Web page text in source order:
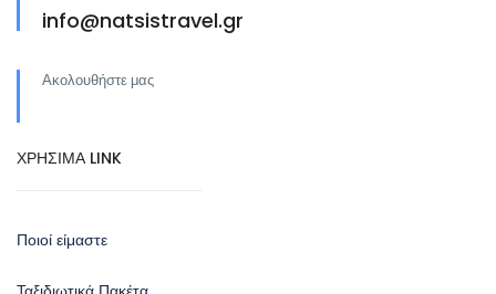
info@natsistravel.gr
Ακολουθήστε μας
ΧΡΗΣΙΜΑ LINK
Ποιοί είμαστε